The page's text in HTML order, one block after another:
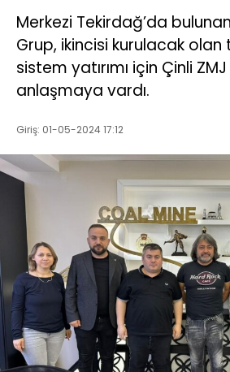
Merkezi Tekirdağ’da
Grup, ikincisi kurulacak
sistem yatırımı için Çinli
anlaşmaya vardı.
Giriş: 01-05-2024 17:12